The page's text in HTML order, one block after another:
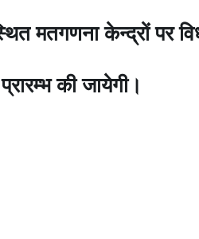
मतगणना केन्द्रों पर
की जायेगी।